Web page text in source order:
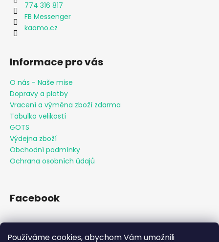
Používáme cookies, abychom Vám umožnili
774 316 817
FB Messenger
kaamo.cz
Informace pro vás
O nás - Naše mise
Dopravy a platby
Vracení a výměna zboží zdarma
Tabulka velikostí
GOTS
Výdejna zboží
Obchodní podmínky
Ochrana osobních údajů
Facebook